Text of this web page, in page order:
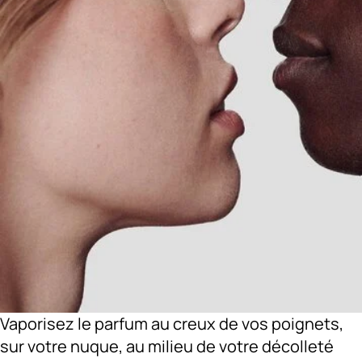
Vaporisez le parfum au creux de vos poignets,
sur votre nuque, au milieu de votre décolleté